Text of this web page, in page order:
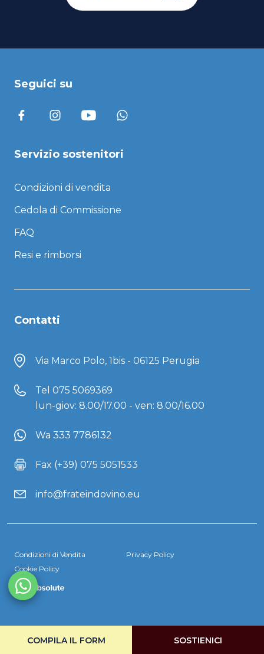
Seguici su
Servizio sostenitori
Condizioni di vendita
Cedola di Commissione
FAQ
Resi e rimborsi
Contatti
Via Marco Polo, 1bis - 06125 Perugia
Tel 075 5069369
lun-giov: 8.00/17.00 - ven: 8.00/16.00
Wa 333 7786132
Fax (+39) 075 5051533
info@frateindovino.eu
Condizioni di Vendita
Privacy Policy
Cookie Policy
COMPILA IL FORM SOSTIENICI